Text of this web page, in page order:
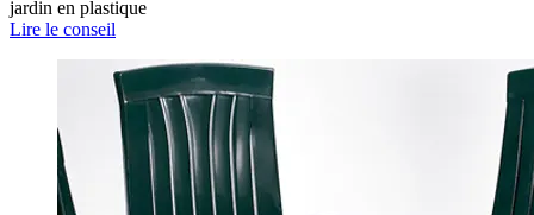
jardin en plastique
Lire le conseil